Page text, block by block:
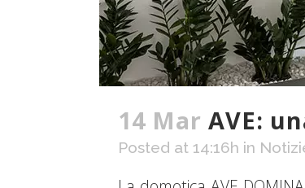
14 Mar AVE:
Posted at 14:16h in